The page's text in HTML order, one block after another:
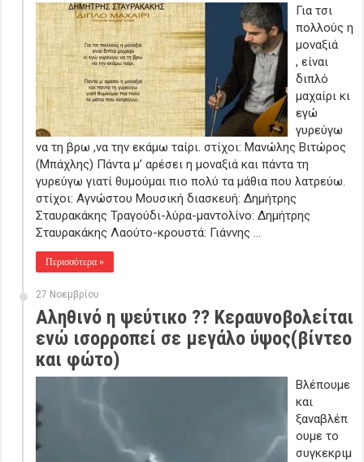
Για τσι
πολλούς η
μοναξιά
, είναι
διπλό
μαχαίρι κι
εγώ
γυρεύγω
να τη βρω ,να την εκάμω ταίρι. στίχοι: Μανώλης Βιτώρος
(Μπάχλης) Πάντα μ’ αρέσει η μοναξιά και πάντα τη
γυρεύγω γιατί θυμούμαι πιο πολύ τα μάθια που λατρεύω.
στίχοι: Αγνώστου Μουσική διασκευή: Δημήτρης
Σταυρακάκης Τραγούδι-λύρα-μαντολίνο: Δημήτρης
Σταυρακάκης Λαούτο-κρουστά: Γιάννης …
Περισσότερα »
27 Νοεμβρίου
Αληθινό η ψεύτικο ?? Κεραυνοβολείται
ενώ ισορροπεί σε μεγάλο ύψος(βίντεο
και φώτο)
Βλέπουμε
και
ξαναβλέπ
ουμε το
συγκεκριμ